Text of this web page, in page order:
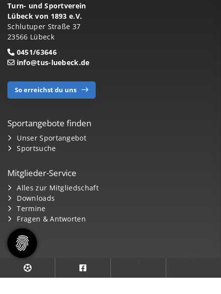
Turn- und Sportverein
Lübeck von 1893 e.V.
Schlutuper Straße 37
23566 Lübeck
0451/63646
info@tus-luebeck.de
So erreichst du uns
Sportangebote finden
Unser Sportangebot
Sportsuche
Mitglieder-Service
Alles zur Mitgliedschaft
Downloads
Termine
Fragen & Antworten